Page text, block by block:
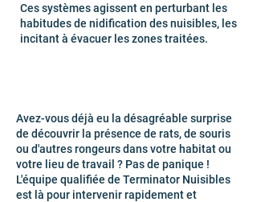
Ces systèmes agissent en perturbant les
habitudes de nidification des nuisibles, les
incitant à évacuer les zones traitées.
Avez-vous déjà eu la désagréable surprise
de découvrir la présence de rats, de souris
ou d'autres rongeurs dans votre habitat ou
votre lieu de travail ? Pas de panique !
L'équipe qualifiée de Terminator Nuisibles
est là pour intervenir rapidement et